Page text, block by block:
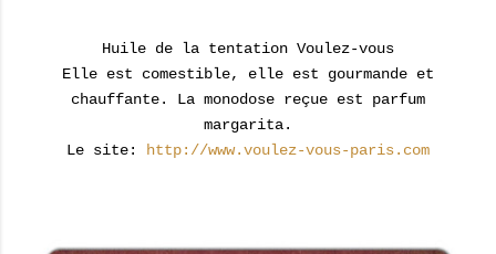
Huile de la tentation Voulez-vous
Elle est comestible, elle est gourmande et
chauffante. La monodose reçue est parfum
margarita.
Le site:
http://www.voulez-vous-paris.com